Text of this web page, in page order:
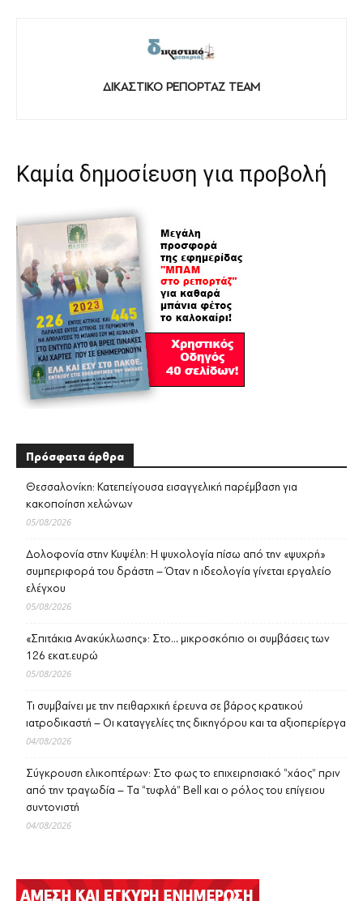
ΔΙΚΑΣΤΙΚΟ ΡΕΠΟΡΤΑΖ TEAM
Καμία δημοσίευση για προβολή
Πρόσφατα άρθρα
Θεσσαλονίκη: Κατεπείγουσα εισαγγελική παρέμβαση για
κακοποίηση χελώνων
05/08/2026
Δολοφονία στην Κυψέλη: Η ψυχολογία πίσω από την «ψυχρή»
συμπεριφορά του δράστη – Όταν η ιδεολογία γίνεται εργαλείο
ελέγχου
05/08/2026
«Σπιτάκια Ανακύκλωσης»: Στο… μικροσκόπιο οι συμβάσεις των
126 εκατ.ευρώ
05/08/2026
Τι συμβαίνει με την πειθαρχική έρευνα σε βάρος κρατικού
ιατροδικαστή – Οι καταγγελίες της δικηγόρου και τα αξιοπερίεργα
04/08/2026
Σύγκρουση ελικοπτέρων: Στο φως το επιχειρησιακό “χάος” πριν
από την τραγωδία – Τα “τυφλά” Bell και ο ρόλος του επίγειου
συντονιστή
04/08/2026